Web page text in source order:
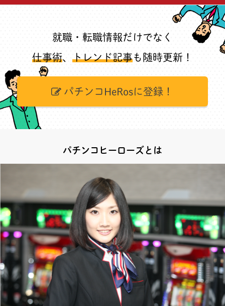
就職・転職情報だけでなく
仕事術、 トレンド記事も随時更新！
パチンコHeRosに登録！
パチンコヒーローズとは